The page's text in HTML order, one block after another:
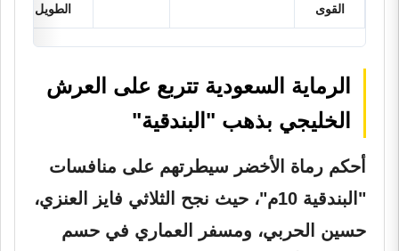
القوى
الطويل
الرماية السعودية تتربع على العرش
الخليجي بذهب "البندقية"
أحكم رماة الأخضر سيطرتهم على منافسات
"البندقية 10م"، حيث نجح الثلاثي فايز العنزي،
حسين الحربي، ومسفر العماري في حسم